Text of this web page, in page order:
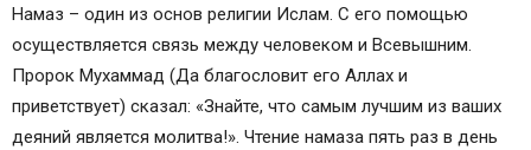
Намаз – один из основ религии Ислам. С его помощью
осуществляется связь между человеком и Всевышним.
Пророк Мухаммад (Да благословит его Аллах и
приветствует) сказал: «Знайте, что самым лучшим из ваших
деяний является молитва!». Чтение намаза пять раз в день